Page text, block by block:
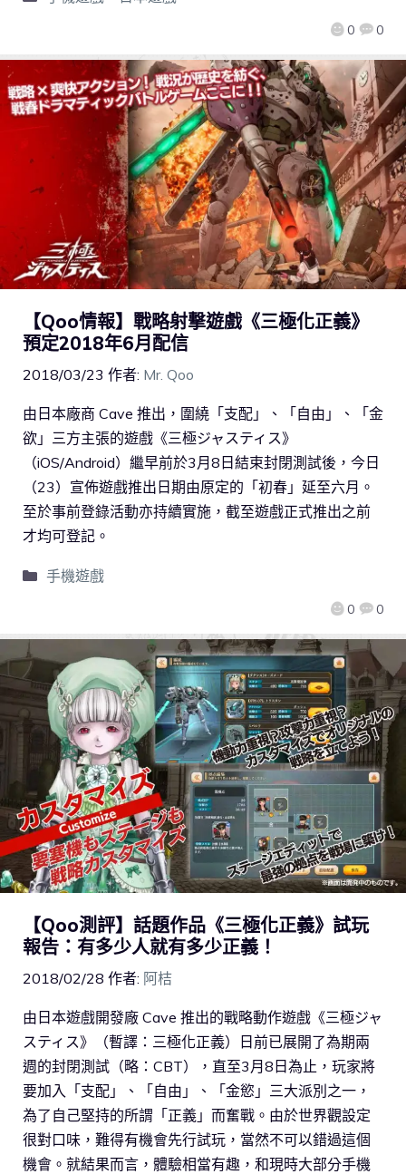
0 0
【Qoo情報】戰略射撃遊戲《三極化正義》
預定2018年6月配信
2018/03/23 作者: Mr. Qoo
0 0
由日本廠商 Cave 推出，圍繞「支配」、「自由」、「金
欲」三方主張的遊戲《三極ジャスティス》
（iOS/Android）繼早前於3月8日結束封閉測試後，今日
（23）宣佈遊戲推出日期由原定的「初春」延至六月。
至於事前登錄活動亦持續實施，截至遊戲正式推出之前
才均可登記。
手機遊戲
【Qoo測評】話題作品《三極化正義》試玩
報告：有多少人就有多少正義！
2018/02/28 作者: 阿桔
由日本遊戲開發廠 Cave 推出的戰略動作遊戲《三極ジャ
スティス》（暫譯：三極化正義）日前已展開了為期兩
週的封閉測試（略：CBT），直至3月8日為止，玩家將
要加入「支配」、「自由」、「金慾」三大派別之一，
為了自己堅持的所謂「正義」而奮戰。由於世界觀設定
很對口味，難得有機會先行試玩，當然不可以錯過這個
機會。就結果而言，體驗相當有趣，和現時大部分手機